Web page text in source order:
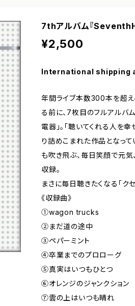
7thアルバム『
¥2,500
International shipping
年間ライブ本数300本を超
る前に、7枚目のフルアルバ
電器」。「聴いてくれる人を
り詰めこまれた作品となっ
も吹き飛ぶ、毎日笑顔で元
収録。
まさに毎日聴きたくなる「ク
《収録曲》
①wagon trucks
②まだ道の途中
③ペパーミント
④卒業までのプロローグ
⑤真実はいつもひとつ
⑥オレンジのジャンクショ
⑦雲の上はいつも晴れ